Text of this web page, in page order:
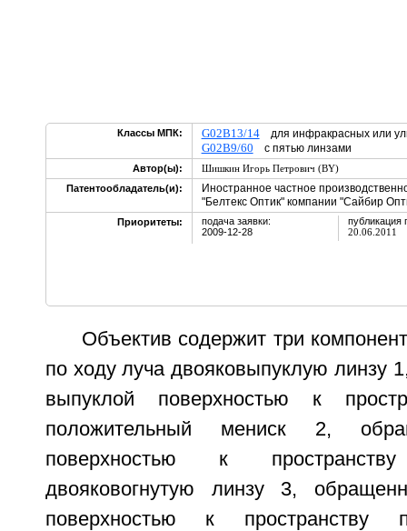
Классы МПК: G02B13/14для инфракрасных или
G02B9/60 с пятью линзами
Автор(ы):
Шишкин Игорь Петрович (BY)
Патентообладатель(и):
Иностранное частное
"Белтекс Оптик" компании "Сайбир
Приоритеты:
подача заявки:
2009-12-28
публикация
20.06.2011
Объектив содержит три
по ходу луча двояковыпуклую линзу
выпуклой поверхностью к
положительный мениск 2,
поверхностью к
двояковогнутую линзу 3,
поверхностью к пространству